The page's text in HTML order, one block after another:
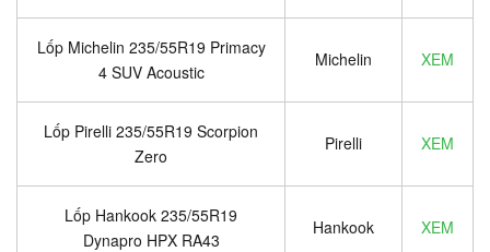
Lốp Michelin 235/55R19 Primacy
4 SUV Acoustic
Michelin XEM
Lốp Pirelli 235/55R19 Scorpion
Zero
Pirelli XEM
Lốp Hankook 235/55R19
Dynapro HPX RA43
Hankook XEM